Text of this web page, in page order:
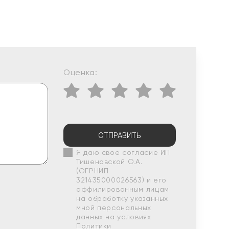
Оценка:
ОТПРАВИТЬ
Я даю свое согласие ИП
Тишеновской О.А.
(ОГРНИП
321435000026563) и его
аффилированным лицам
на обработку указанных
мной персональных
данных на условиях
Политики